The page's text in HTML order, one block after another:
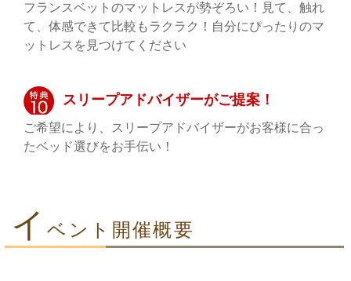
フランスベットのマットレスが勢ぞろい！見て、触れ
て、体感できて比較もラクラク！自分にぴったりのマ
ットレスを見つけてください
スリープアドバイザーがご提案！
ご希望により、スリープアドバイザーがお客様に合っ
たベッド選びをお手伝い！
イベント開催概要